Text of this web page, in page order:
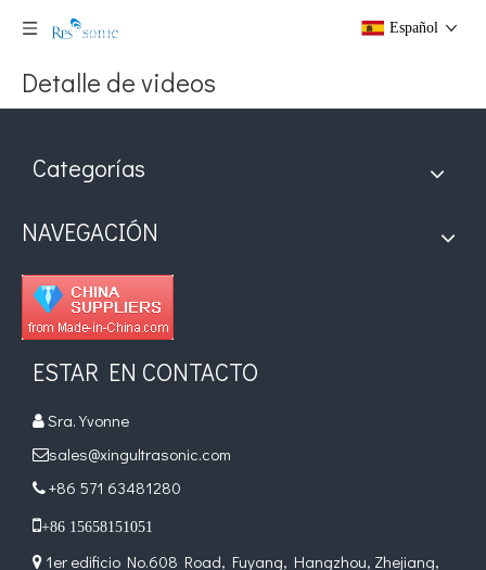
Español
Detalle de videos
Categorías
NAVEGACIÓN
ESTAR EN CONTACTO
 Sra. Yvonne
sales@xingultrasonic.com
 +86 571 63481280
+86 15658151051
 1er edificio No.608 Road, Fuyang, Hangzhou, Zhejiang,